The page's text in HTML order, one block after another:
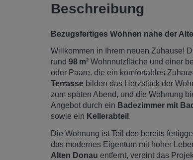
Beschreibung
Bezugsfertiges Wohnen nahe der
Willkommen in Ihrem neuen Zuhause!
rund 98 m² Wohnnutzfläche und einer
oder Paare, die ein komfortables
Terrasse bilden das Herzstück der
zum späten Abend, und die Wohnung
Angebot durch ein Badezimmer mit
sowie ein Kellerabteil .
Die Wohnung ist Teil des bereits
das modernes Eigentum mit hoher
Alten Donau entfernt, vereint das